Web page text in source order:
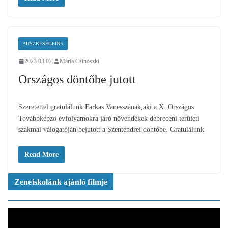
BÜSZKESÉGEINK
2023.03.07. Mária Csinószki
Országos döntőbe jutott
Szeretettel gratulálunk Farkas Vanesszának,aki a X. Országos
Továbbképző évfolyamokra járó növendékek debreceni területi
szakmai válogatóján bejutott a Szentendrei döntőbe. Gratulálunk
Read More
Zeneiskolánk ajánló filmje